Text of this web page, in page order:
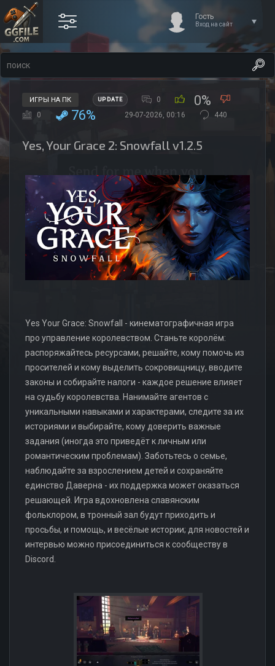
Гость
Вход на сайт
ИГРЫ НА ПК UPDATE 0 0%
0 76% 29-07-2026, 00:16 440
Yes, Your Grace 2: Snowfall v1.2.5
Yes Your Grace: Snowfall - кинематографичная игра
про управление королевством. Станьте королём:
распоряжайтесь ресурсами, решайте, кому помочь из
просителей и кому выделить сокровищницу, вводите
законы и собирайте налоги - каждое решение влияет
на судьбу королевства. Нанимайте агентов с
уникальными навыками и характерами, следите за их
историями и выбирайте, кому доверить важные
задания (иногда это приведёт к личным или
романтическим проблемам). Заботьтесь о семье,
наблюдайте за взрослением детей и сохраняйте
единство Даверна - их поддержка может оказаться
решающей. Игра вдохновлена славянским
фольклором, в тронный зал будут приходить и
просьбы, и помощь, и весёлые истории; для новостей и
интервью можно присоединиться к сообществу в
Discord.